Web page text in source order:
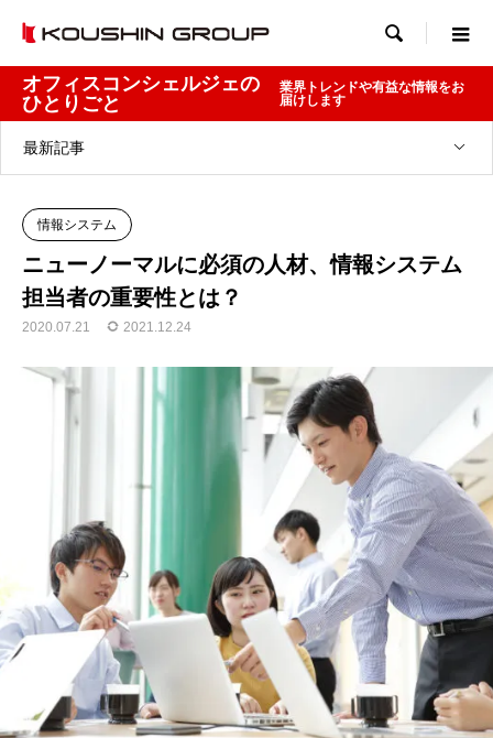

オフィスコンシェルジェの
ひとりごと
業界トレンドや有益な情報をお
届けします
最新記事
情報システム
ニューノーマルに必須の人材、情報システム
担当者の重要性とは？
2020.07.21 2021.12.24